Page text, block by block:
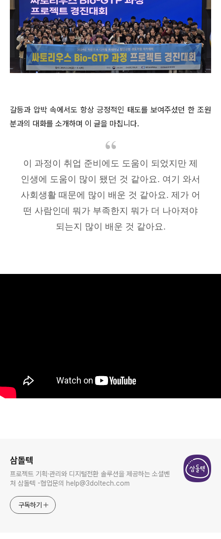
갈등과 압박 속에서도 항상 긍정적인 태도를 보여주셨던 한 조원
분과의 대화를 소개하며 이 글을 마칩니다.
이 과정이 취업 준비에도 도움이 되었지만 제
인생에 도움이 많이 됐던 것 같아요. 여기 와서
사회생활 때문에 많이 배운 것 같아요. 제가 어
떤 사람인데 뭐가 부족한지 뭐가 더 나아져야
되는지 많이 배운 것 같아요.
삼돌텍
프로젝트 기획·관리와 디지털전환 솔루션을 제공하는 소셜벤
처 삼돌텍 -협업문의 help@3doltech.com
구독하기